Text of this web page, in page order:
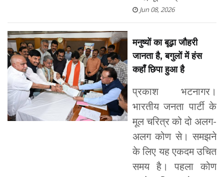
Jun 08, 2026
मनुष्यों का बूढ़ा जौहरी
जानता है, बगुलों में हंस
कहाँ छिपा हुआ है
प्रकाश भटनागर।
भारतीय जनता पार्टी के
मूल चरित्र को दो अलग-
अलग कोण से। समझने
के लिए यह एकदम उचित
समय है। पहला कोण